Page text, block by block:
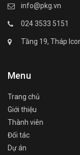
info@pkg.vn
024 3533 5151
Tầng 19, Tháp
Menu
Trang chủ
Giới thiệu
Thành viên
Đối tác
Dự án